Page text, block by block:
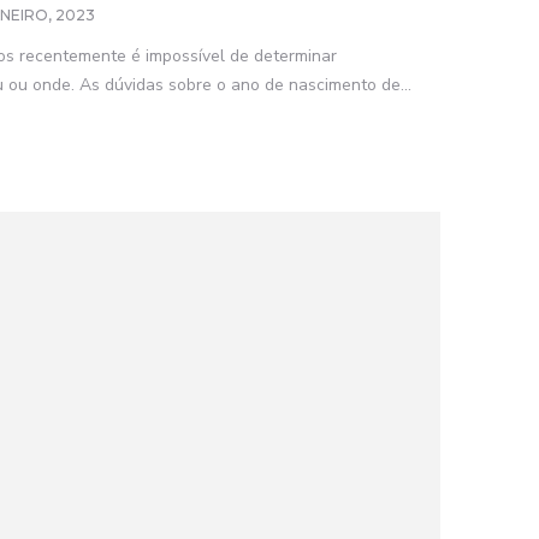
2023
recentemente é impossível de determinar
onde. As dúvidas sobre o ano de nascimento de...